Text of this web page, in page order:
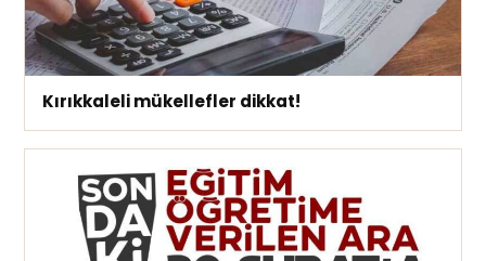
Kırıkkaleli mükellefler dikkat!